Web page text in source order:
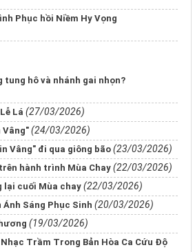
Phục hồi Niềm Hy Vọng
hô và nhánh gai nhọn?
Lá (27/03/2026)
Vâng" (24/03/2026)
Vâng" đi qua giông bão (23/03/2026)
hành trình Mùa Chay (22/03/2026)
lại cuối Mùa chay (22/03/2026)
Sáng Phục Sinh (20/03/2026)
(19/03/2026)
Trầm Trong Bản Hòa Ca Cứu Độ